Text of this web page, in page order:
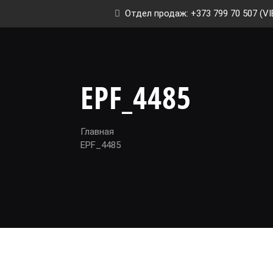
Отдел продаж: +373 799 70 507
EPF_4485
Главная
EPF_4485